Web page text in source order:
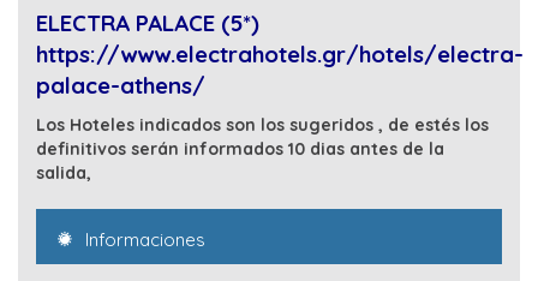
ELECTRA PALACE (5*)
https://www.electrahotels.gr/hotels/electra-
palace-athens/
Los Hoteles indicados son los sugeridos , de estés los
definitivos serán informados 10 dias antes de la
salida,
Informaciones